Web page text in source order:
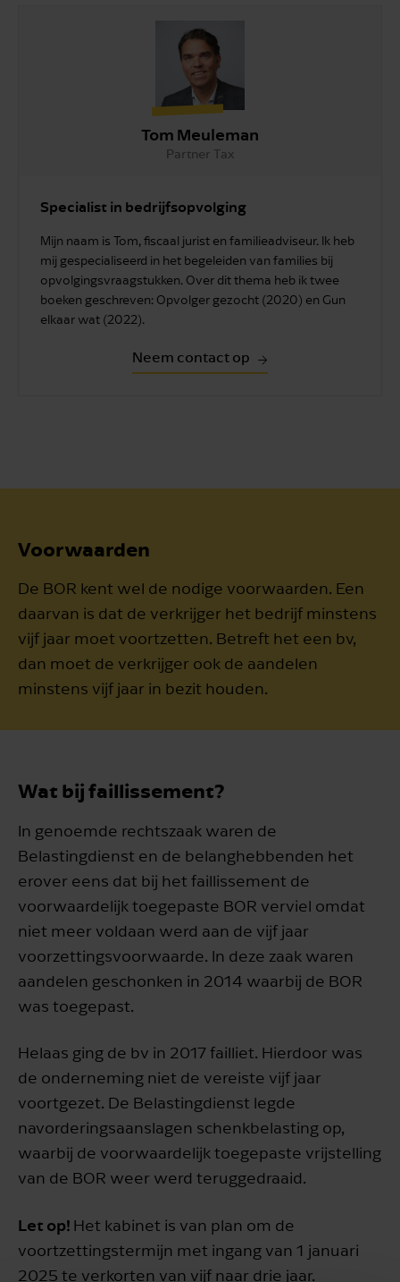
Tom Meuleman
Partner Tax
Specialist in bedrijfsopvolging
Mijn naam is Tom, fiscaal jurist en familieadviseur. Ik heb
mij gespecialiseerd in het begeleiden van families bij
opvolgingsvraagstukken. Over dit thema heb ik twee
boeken geschreven: Opvolger gezocht (2020) en Gun
elkaar wat (2022).
Neem contact op
Voorwaarden
De BOR kent wel de nodige voorwaarden. Een
daarvan is dat de verkrijger het bedrijf minstens
vijf jaar moet voortzetten. Betreft het een bv,
dan moet de verkrijger ook de aandelen
minstens vijf jaar in bezit houden.
Wat bij faillissement?
In genoemde rechtszaak waren de
Belastingdienst en de belanghebbenden het
erover eens dat bij het faillissement de
voorwaardelijk toegepaste BOR verviel omdat
niet meer voldaan werd aan de vijf jaar
voorzettingsvoorwaarde. In deze zaak waren
aandelen geschonken in 2014 waarbij de BOR
was toegepast.
Helaas ging de bv in 2017 failliet. Hierdoor was
de onderneming niet de vereiste vijf jaar
voortgezet. De Belastingdienst legde
navorderingsaanslagen schenkbelasting op,
waarbij de voorwaardelijk toegepaste vrijstelling
van de BOR weer werd teruggedraaid.
Let op! Het kabinet is van plan om de
voortzettingstermijn met ingang van 1 januari
2025 te verkorten van vijf naar drie jaar.